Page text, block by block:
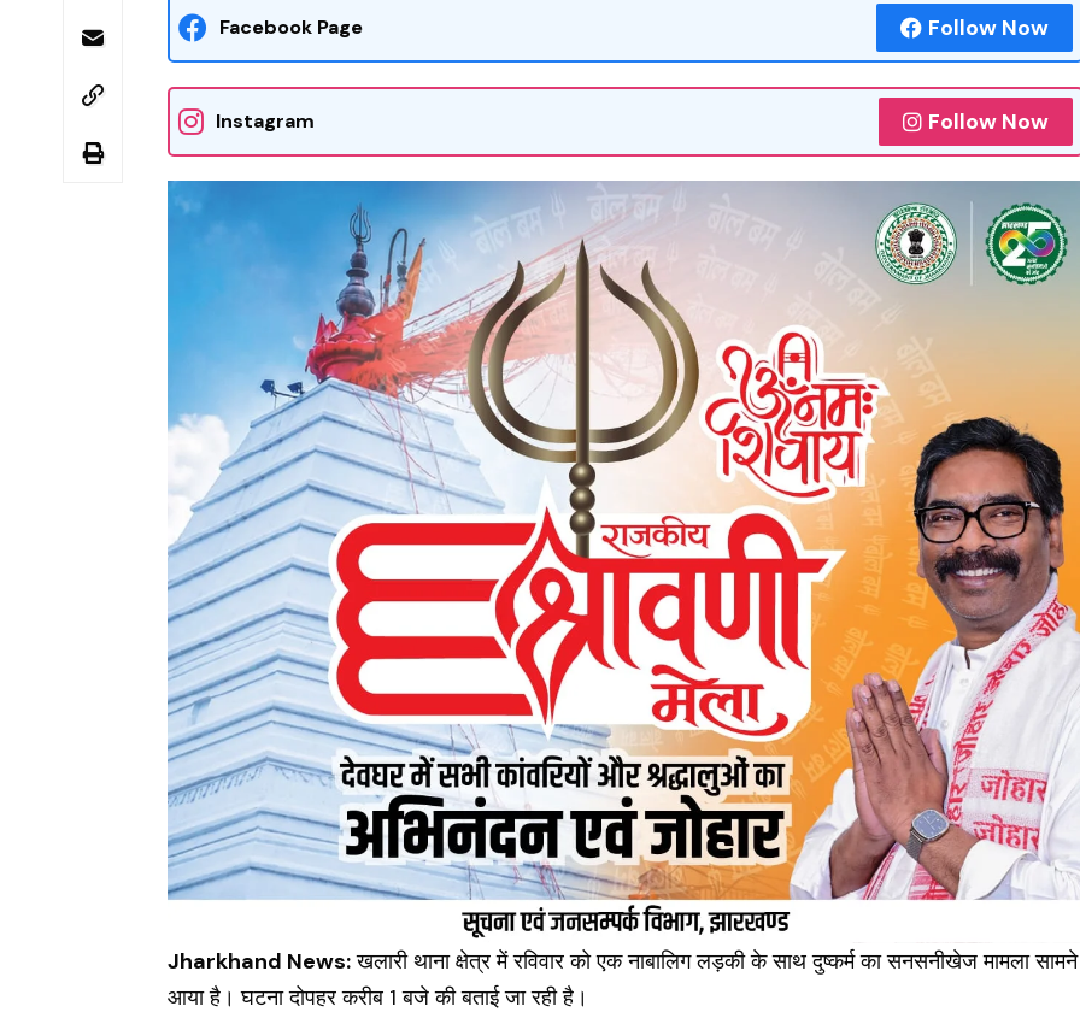
Facebook Page Follow Now
Instagram Follow Now
Jharkhand News:खलारी थाना क्षेत्र में रविवार को एक नाबालिग लड़की के साथ दुष्कर्म का सनसनीखेज मामला सामने
आया है। घटना दोपहर करीब 1 बजे की बताई जा रही है।